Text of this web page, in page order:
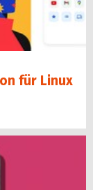
für Linux